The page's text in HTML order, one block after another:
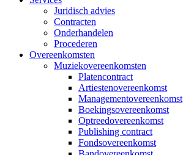
Juridisch advies
Contracten
Onderhandelen
Procederen
Overeenkomsten
Muziekovereenkomsten
Platencontract
Artiestenovereenkomst
Managementovereenkomst
Boekingsovereenkomst
Optreedovereenkomst
Publishing contract
Fondsovereenkomst